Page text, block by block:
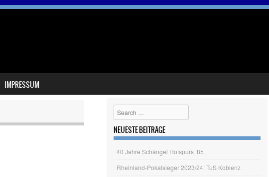
IMPRESSUM
Search
NEUESTE BEITRÄGE
40 Jahre Schängel Hotspurs ’85
Rheinland-Pokalsieger 2023/24: TuS Koblenz